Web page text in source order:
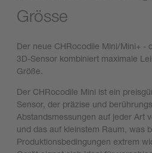
Grösse
Der neue CHRocodile Mini/Mini+ -
3D-Sensor kombiniert maximale
Größe.
Der CHRocodile Mini ist ein
Sensor, der präzise und
Abstandsmessungen auf jeder Art
und das auf kleinstem Raum, was
Produktionsbedingungen extrem